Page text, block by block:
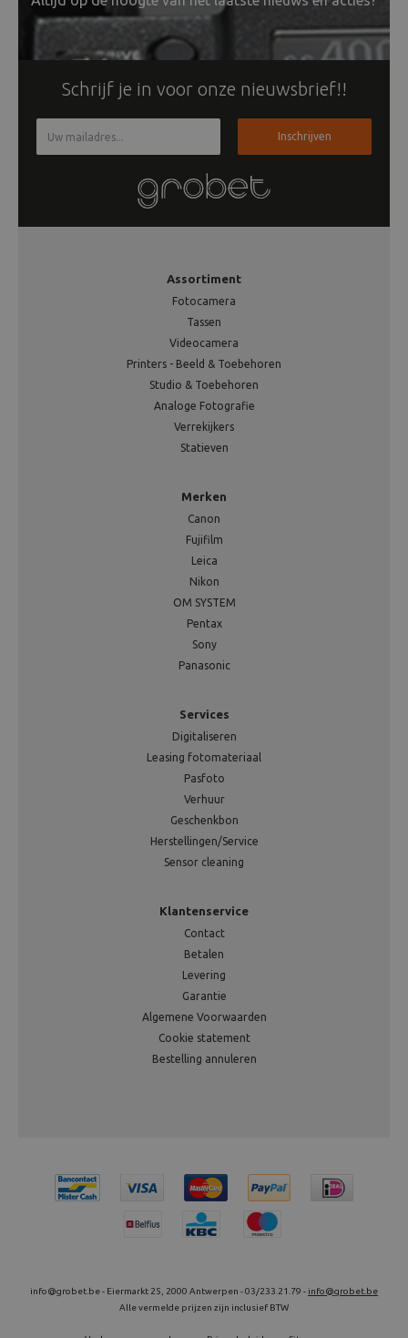
Schrijf je in voor onze nieuwsbrief!!
Inschrijven
Assortiment
Fotocamera
Tassen
Videocamera
Printers - Beeld & Toebehoren
Studio & Toebehoren
Analoge Fotografie
Verrekijkers
Statieven
Merken
Canon
Fujifilm
Leica
Nikon
OM SYSTEM
Pentax
Sony
Panasonic
Services
Digitaliseren
Leasing fotomateriaal
Pasfoto
Verhuur
Geschenkbon
Herstellingen/Service
Sensor cleaning
Klantenservice
Contact
Betalen
Levering
Garantie
Algemene Voorwaarden
Cookie statement
Bestelling annuleren
info@grobet.be - Eiermarkt 25, 2000 Antwerpen - 03/233.21.79 - info@grobet.be
Alle vermelde prijzen zijn inclusief BTW